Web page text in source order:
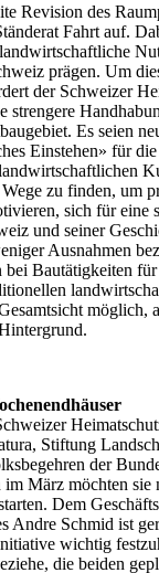
Revision des
Fahrt auf.
prägen. Um
der Schweizer
strengere
Es seien
Einstehen» für
zu finden, um
sich für eine
und seiner
Ausnahmen
bei Bautätigkeiten
möglich,
Stiftung
der
März möchten sie
Dem
Andre Schmid ist
wichtig
die beiden